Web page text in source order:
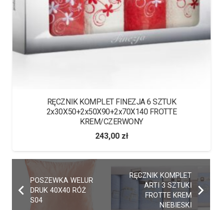
RĘCZNIK KOMPLET FINEZJA 6 SZTUK
2x30X50+2x50X90+2x70X140 FROTTE
KREM/CZERWONY
243,00 zł
POSZEWKA WELUR
DRUK 40X40 RÓŻ
S04
RĘCZNIK KOMPLET
ARTI 3 SZTUKI
FROTTE KREM
NIEBIESKI